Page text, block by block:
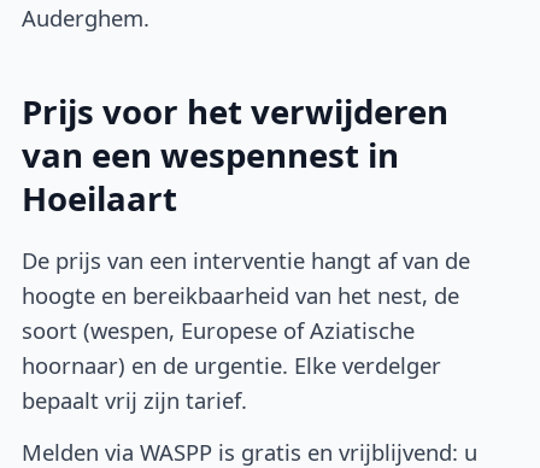
Auderghem.
Prijs voor het verwijderen
van een wespennest in
Hoeilaart
De prijs van een interventie hangt af van de
hoogte en bereikbaarheid van het nest, de
soort (wespen, Europese of Aziatische
hoornaar) en de urgentie. Elke verdelger
bepaalt vrij zijn tarief.
Melden via WASPP is gratis en vrijblijvend: u